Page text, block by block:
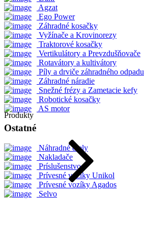
Agzat
Ego Power
Záhradné kosačky
Vyžínače a Krovinorezy
Traktorové kosačky
Vertikulátory a Prevzdušňovače
Rotavátory a kultivátory
Píly a drviče záhradného odpadu
Záhradné náradie
Snežné frézy a Zametacie kefy
Robotické kosačky
AS motor
Ostatné
Náhradné diely
Nakladače
Príslušenstvo
Prívesné vozíky Unikol
Prívesné vozíky Agados
Selvo
Produkty